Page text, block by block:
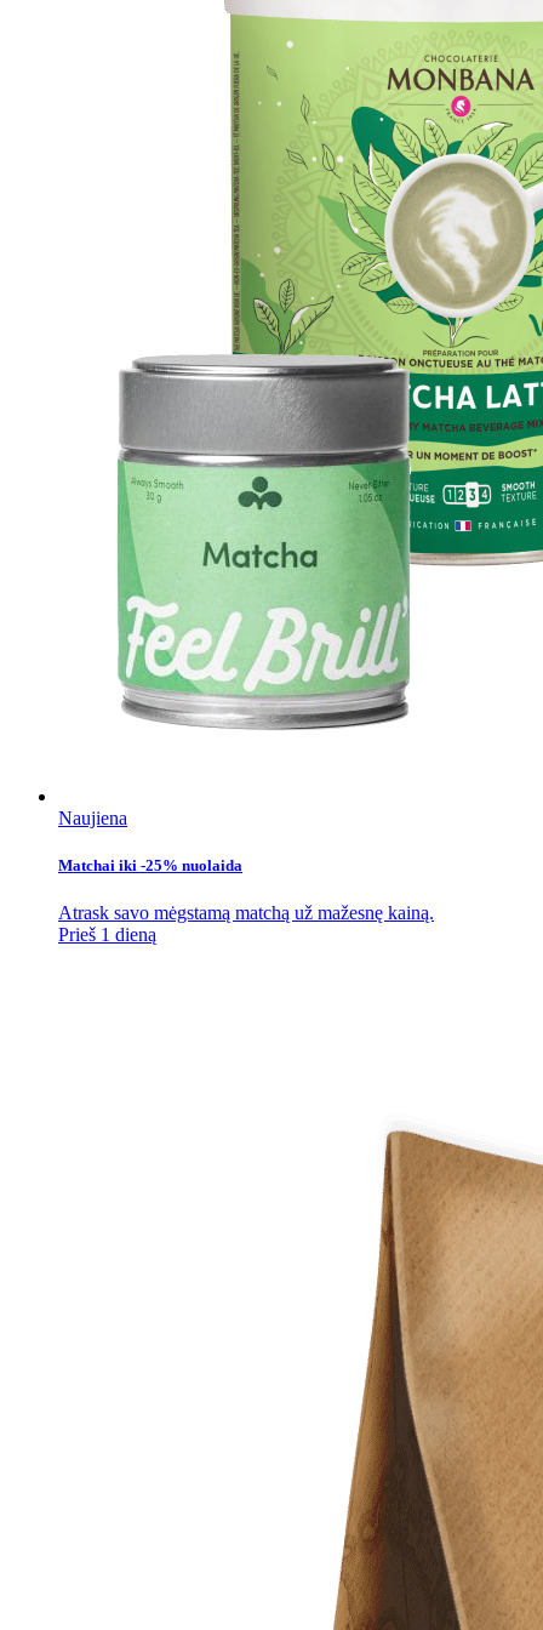
Naujiena
Matchai iki -25% nuolaida
Atrask savo mėgstamą matchą už mažesnę kainą.
Prieš 1 dieną